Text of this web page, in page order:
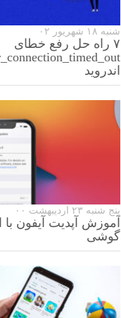
شنبه ۱۸ شهریور ۰۲
۷ راه حل رفع خطای
اندروید
پنج شنبه ۲۳ اردیبهشت ۰۰
آموزش آپدیت آیفون با
گوشی